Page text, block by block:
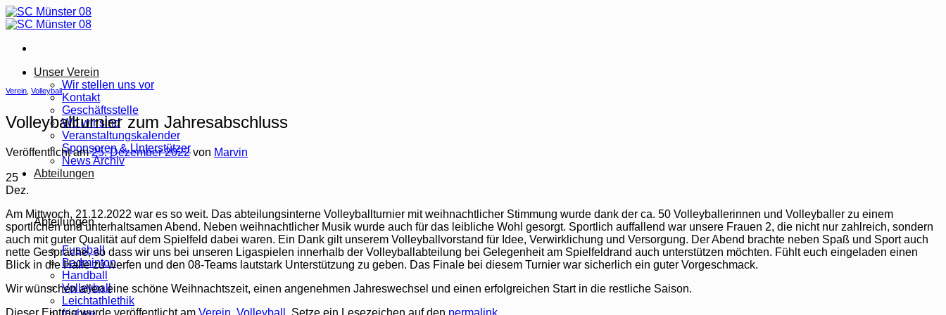
Zum
Inhalt
Unser Verein
Wir stellen uns vor
Kontakt
Geschäftsstelle
Wo wir sind
Veranstaltungskalender
Sponsoren & Unterstützer
News Archiv
Abteilungen
Abteilungen
Fussball
Badminton
Handball
Volleyball
Leichtathlethik
Verein Volleyball
Volleyballturnier zum Jahresabschluss
Veröffentlicht am25. Dezember 2022 von Marvin
25
Dez.
Am Mittwoch, 21.12.2022 war es so weit. Das abteilungsinterne Volleyballturnier mit weihnachtlicher Stimmung wurde dank der ca. 50 Volleyballerinnen und Volleyballer zu einem
sportlichen und unterhaltsamen Abend. Neben weihnachtlicher Musik wurde auch für das leibliche Wohl gesorgt. Sportlich auffallend war unsere Frauen 2, die nicht nur zahlreich, sondern
auch mit guter Qualität auf dem Spielfeld dabei waren. Ein Dank gilt unserem Volleyballvorstand für Idee, Verwirklichung und Versorgung. Der Abend brachte neben Spaß und Sport auch
nette Gespräche, so dass wir uns bei unseren Ligaspielen innerhalb der Volleyballabteilung bei Gelegenheit am Spielfeldrand auch unterstützen möchten. Fühlt euch eingeladen einen
Blick in die Halle zu werfen und den 08-Teams lautstark Unterstützung zu geben. Das Finale bei diesem Turnier war sicherlich ein guter Vorgeschmack.
Wir wünschen allen eine schöne Weihnachtszeit, einen angenehmen Jahreswechsel und einen erfolgreichen Start in die restliche Saison.
Dieser Eintrag wurde veröffentlicht am Verein, Volleyball . Setze ein Lesezeichen auf den permalink.